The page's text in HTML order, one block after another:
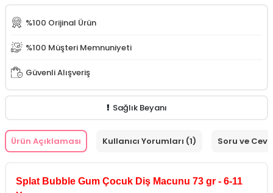
%100 Orijinal Ürün
%100 Müşteri Memnuniyeti
Güvenli Alışveriş
Sağlık Beyanı
Ürün Açıklaması Kullanıcı Yorumları (1) Soru ve
Splat Bubble Gum Çocuk Diş Macunu 73 gr - 6-11